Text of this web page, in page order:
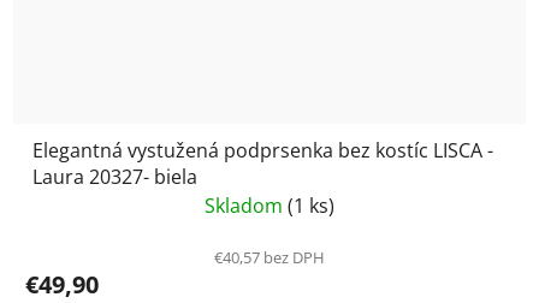
Elegantná vystužená podprsenka bez kostíc LISCA -
Laura 20327- biela
Skladom (1 ks)
€40,57 bez DPH
€49,90